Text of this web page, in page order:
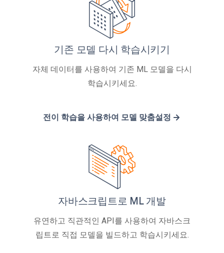
기존 모델 다시 학습시키기
자체 데이터를 사용하여 기존 ML 모델을 다시
학습시키세요.
전이 학습을 사용하여 모델 맞춤설정
자바스크립트로 ML 개발
유연하고 직관적인 API를 사용하여 자바스크
립트로 직접 모델을 빌드하고 학습시키세요.